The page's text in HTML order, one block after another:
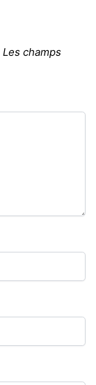
Les champs